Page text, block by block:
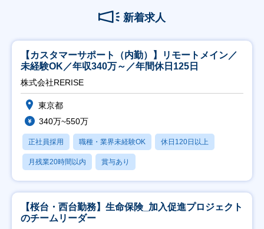
新着求人
【カスタマーサポート（内勤）】リモートメイン／
未経験OK／年収340万～／年間休日125日
株式会社RERISE
東京都
340万~550万
正社員採用 職種・業界未経験OK 休日120日以上
月残業20時間以内 賞与あり
【桜台・西台勤務】生命保険_加入促進プロジェクト
のチームリーダー